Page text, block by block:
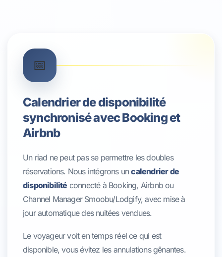
📅
Calendrier de disponibilité
synchronisé avec Booking et
Airbnb
Un riad ne peut pas se permettre les doubles
réservations. Nous intégrons uncalendrier de
disponibilité connecté à Booking, Airbnb ou
Channel Manager Smoobu/Lodgify, avec mise à
jour automatique des nuitées vendues.
Le voyageur voit en temps réel ce qui est
disponible, vous évitez les annulations gênantes.